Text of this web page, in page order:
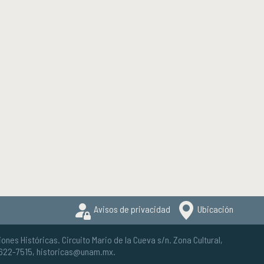
Avisos de privacidad Ubicación
Históricas. Circuito Mario de la Cueva s/n. Zona Cultural,
7515, historicas@unam.mx.